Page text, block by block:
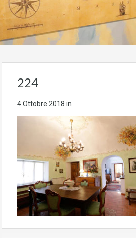
224
4 Ottobre 2018 in